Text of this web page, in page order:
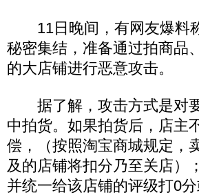
11日晚间，有网友爆料
秘密集结，准备通过拍商品
的大店铺进行恶意攻击。
据了解，攻击方式是对要
中拍货。如果拍货后，店主
偿，（按照淘宝商城规定，
及的店铺将扣分乃至关店）
并统一给该店铺的评级打0